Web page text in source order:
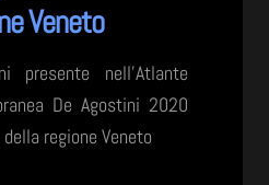
Veneto
presente nell’Atlante
De Agostini 2020
regione Veneto